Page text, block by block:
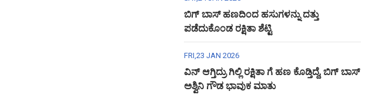
ಬಿಗ್ ಬಾಸ್ ಹಣದಿಂದ ಹಸುಗಳನ್ನು ದತ್ತು
ಪಡೆದುಕೊಂಡ ರಕ್ಷಿತಾ ಶೆಟ್ಟಿ
FRI,23 JAN 2026
ವಿನ್ ಆಗ್ತಿದ್ರು ಗಿಲ್ಲಿ ರಕ್ಷಿತಾ ಗೆ ಹಣ ಕೊಡ್ತಿದ್ದೆ, ಬಿಗ್ ಬಾಸ್
ಅಶ್ವಿನಿ ಗೌಡ ಭಾವುಕ ಮಾತು